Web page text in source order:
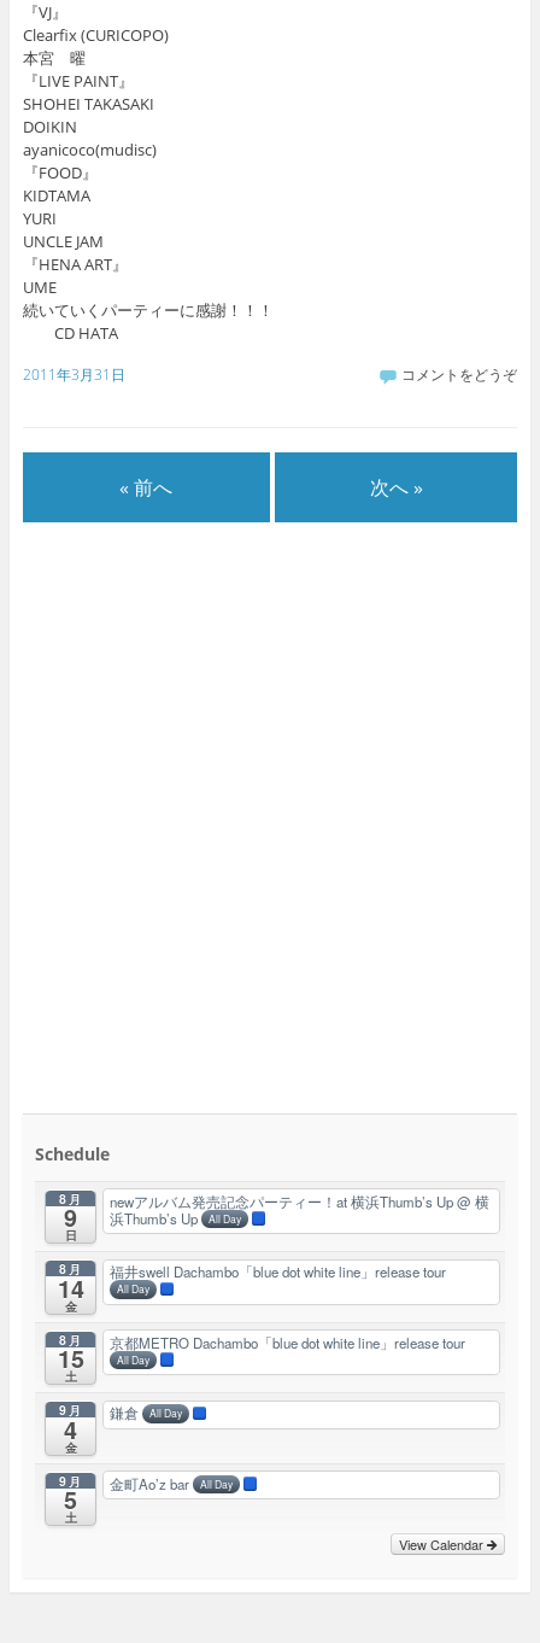
『VJ』
Clearfix (CURICOPO)
本宮 曜
『LIVE PAINT』
SHOHEI TAKASAKI
DOIKIN
ayanicoco(mudisc)
『FOOD』
KIDTAMA
YURI
UNCLE JAM
『HENA ART』
UME
続いていくパーティーに感謝！！！
CD HATA
2011年3月31日 コメントをどうぞ
« 前へ 次へ »
Schedule
8月
9
日
newアルバム発売記念パーティー！at 横浜Thumb’s Up@ 横
浜Thumb’s Up
All Day
8月
14
金
福井swell Dachambo「blue dot white line」release tour
All Day
8月
15
土
京都METRO Dachambo「blue dot white line」release tour
All Day
9月
4
金
鎌倉 All Day
9月
5
土
金町Ao’z bar All Day
View Calendar